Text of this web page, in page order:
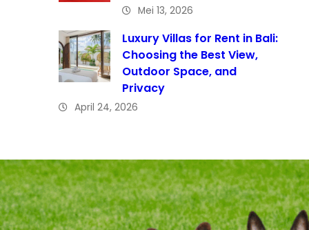
Mei 13, 2026
Luxury Villas for Rent in Bali:
Choosing the Best View,
Outdoor Space, and
Privacy
April 24, 2026